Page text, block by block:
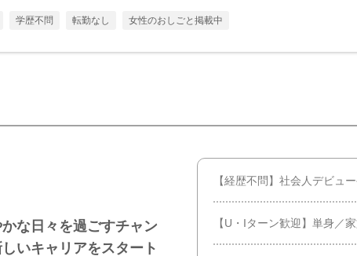
学歴不問 転勤なし 女性のおしごと掲載中
な日々を過ごすチャン
いキャリアをスタート
【経歴不問】社会人デビュ
【U・Iターン歓迎】単身／